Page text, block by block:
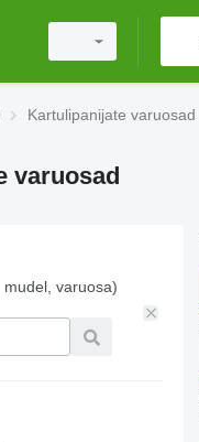
Kartulipanijate varuosad
varuosad
varuosa)